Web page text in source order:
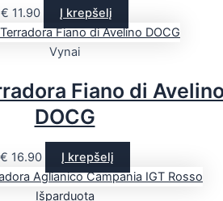
€ 11.90 Į krepšelį
Vynai
Fiano di
DOCG
€ 16.90 Į krepšelį
Išparduota